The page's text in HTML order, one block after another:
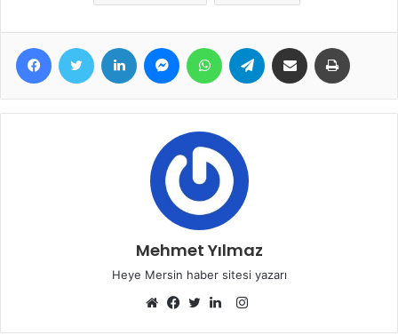
FacebookTwitter LinkedIn MessengerWhatsAppTelegram E-Posta ile paylaş
Mehmet Yılmaz
Heye Mersin haber sitesi yazarı
Instagram